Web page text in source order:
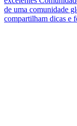
de uma comunidade
compartilham dicas e